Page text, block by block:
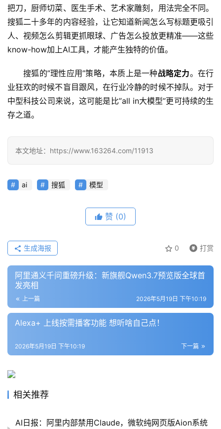
模
型
框
架
报
告
把刀，厨师切菜、医生手术、艺术家雕刻，用法完全不同。
搜狐二十多年的内容经验，让它知道新闻怎么写标题更吸引
人、视频怎么剪辑更抓眼球、广告怎么投放更精准——这些
know-how加上AI工具，才能产生独特的价值。
搜狐的”理性应用”策略，本质上是一种战略定力。在行
业狂欢的时候不盲目跟风，在行业冷静的时候不掉队。对于
中型科技公司来说，这可能是比”all in大模型”更可持续的生
存之道。
本文地址：https://www.163264.com/11913
ai 搜狐 模型
赞 (0)
0 打赏
生成海报
阿里通义千问重磅升级：新旗舰Qwen3.7预览版全球首
发亮相
上一篇 2026年5月19日 下午10:19
Alexa+ 上线按需播客功能 想听啥自己点！
下一篇
2026年5月19日 下午10:19
相关推荐
AI日报：阿里内部禁用Claude，微软纯网页版Aion系统